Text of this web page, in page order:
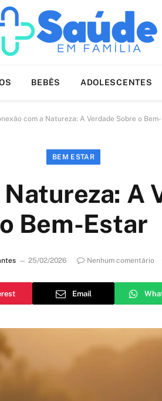
BEBÊS ADOLESCENTES
com a Natureza: A Verdade Sobre o
BEM ESTAR
A
o Bem-Estar
25/02/2026 Nenhum comentário
Email